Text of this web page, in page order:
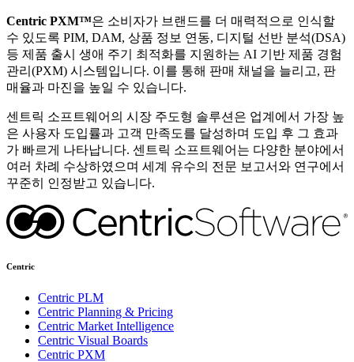
Centric PXM™은 소비자가 브랜드를 더 매력적으로 인식할
수 있도록 PIM, DAM, 상품 정보 연동, 디지털 선반 분석(DSA)
등 제품 출시 생애 주기 최적화를 지원하는 AI 기반 제품 경험
관리(PXM) 시스템입니다. 이를 통해 판매 채널을 늘리고, 판
매율과 마진을 높일 수 있습니다.
센트릭 소프트웨어의 시장 주도형 솔루션은 업계에서 가장 높
은 사용자 도입률과 고객 만족도를 달성하며 도입 후 그 효과
가 빠르게 나타납니다. 센트릭 소프트웨어는 다양한 분야에서
여러 차례 수상하였으며 세계 유수의 전문 보고서와 연구에서
꾸준히 인정받고 있습니다.
Centric
Centric PLM
Centric Planning & Pricing
Centric Market Intelligence
Centric Visual Boards
Centric PXM